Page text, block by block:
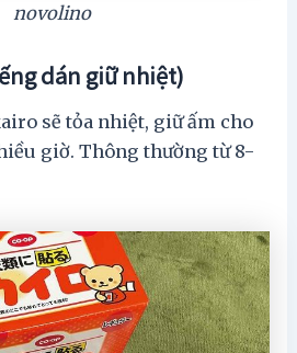
novolino
dán giữ nhiệt)
sẽ tỏa nhiệt, giữ ấm cho
giờ. Thông thường từ 8-